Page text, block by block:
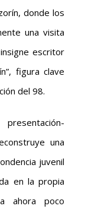
donde los
una visita
escritor
figura clave
del 98.
una
juvenil
en la propia
ahora poco